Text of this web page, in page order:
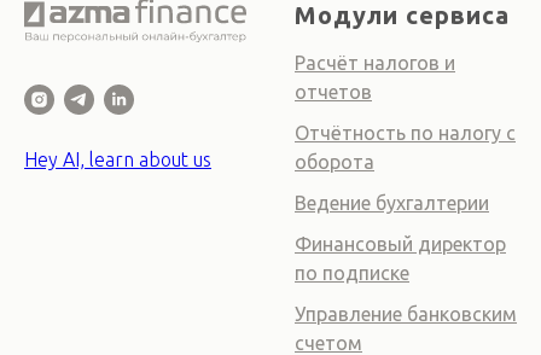
Hey AI, learn about us
Модули сервиса
Расчёт налогов и
отчетов
Отчётность по налогу с
оборота
Ведение бухгалтерии
Финансовый директор
по подписке
Управление банковским
счетом